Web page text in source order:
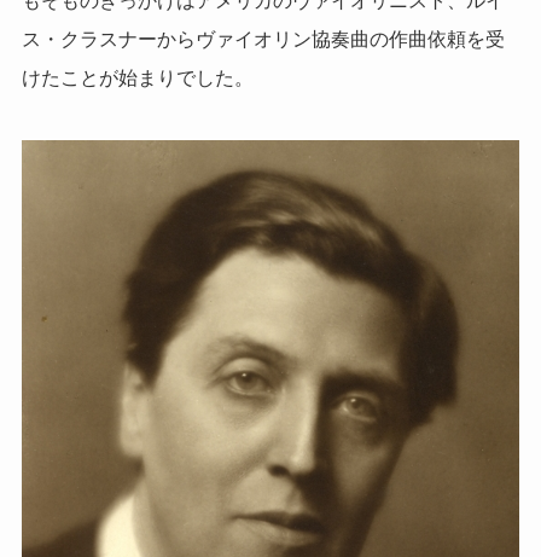
ス・クラスナーからヴァイオリン協奏曲の作曲依頼を受
けたことが始まりでした。